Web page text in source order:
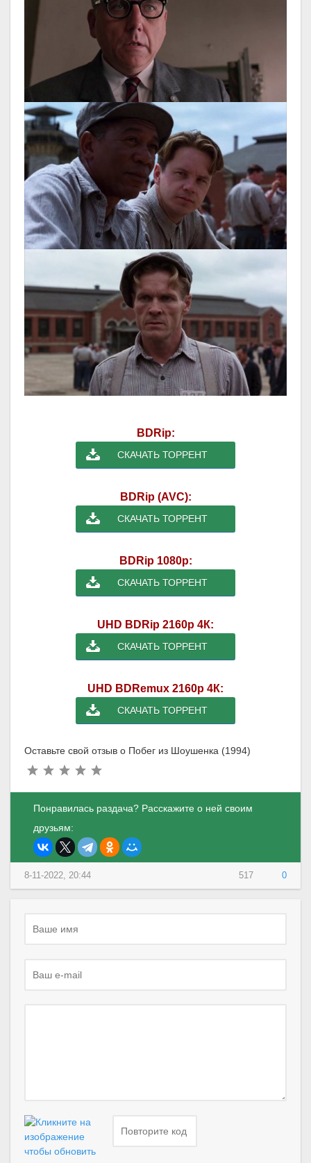
BDRip:
СКАЧАТЬ ТОРРЕНТ
BDRip (AVC):
СКАЧАТЬ ТОРРЕНТ
BDRip 1080p:
СКАЧАТЬ ТОРРЕНТ
UHD BDRip 2160p 4К:
СКАЧАТЬ ТОРРЕНТ
UHD BDRemux 2160p 4К:
СКАЧАТЬ ТОРРЕНТ
Оставьте свой отзыв о Побег из Шоушенка (1994)
Понравилась раздача? Расскажите о ней своим
друзьям:
517 0
8-11-2022, 20:44